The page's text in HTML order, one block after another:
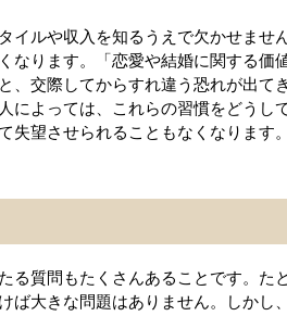
イルや収入を知るうえで欠かせませ
なります。「恋愛や結婚に関する価
、交際してからすれ違う恐れが出て
によっては、これらの習慣をどうし
失望させられることもなくなります。
る質問もたくさんあることです。た
ば大きな問題はありません。しかし